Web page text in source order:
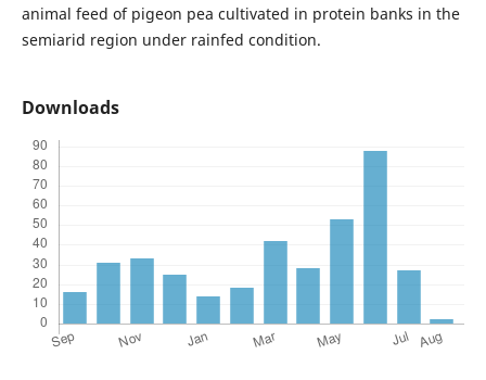
animal feed of pigeon pea cultivated in protein banks in the
semiarid region under rainfed condition.
Downloads